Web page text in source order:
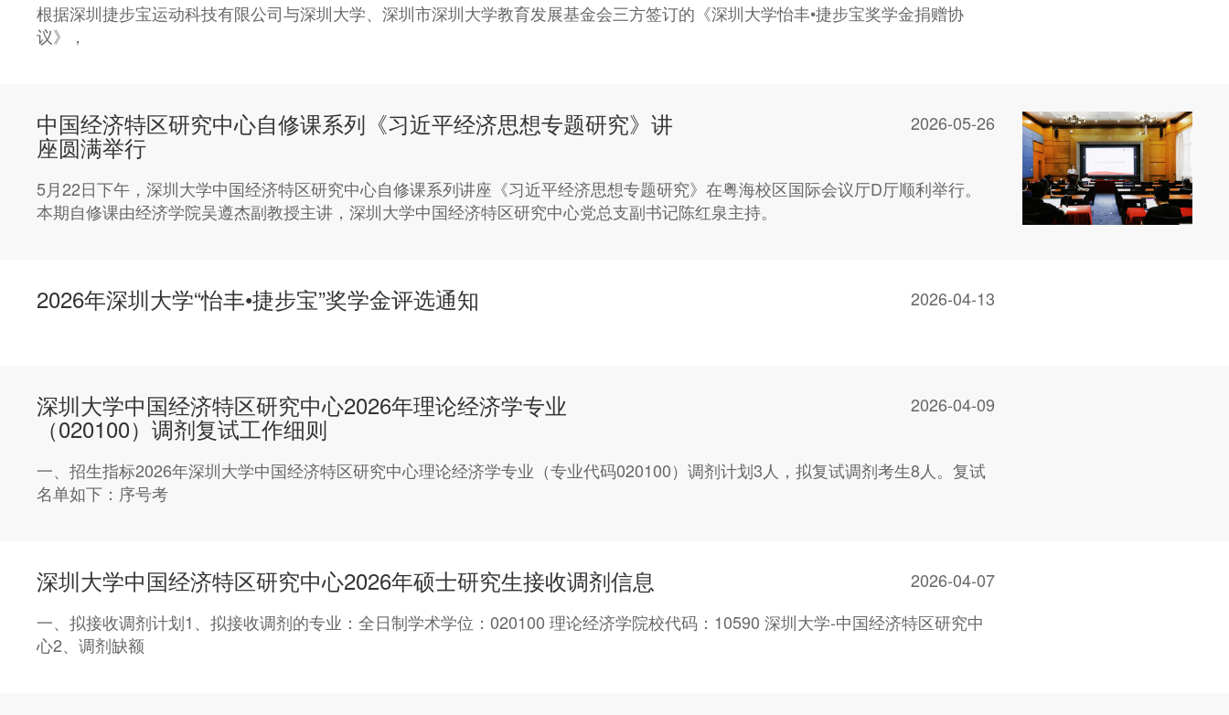
根据深圳捷步宝运动科技有限公司与深圳大学、深圳市深圳大学教育发展基金会三方签订的《深圳大学怡丰•捷步宝奖学金捐赠协
议》，
中国经济特区研究中心自修课系列《习近平经济思想专题研究》讲
座圆满举行
2026-05-26
5月22日下午，深圳大学中国经济特区研究中心自修课系列讲座《习近平经济思想专题研究》在粤海校区国际会议厅D厅顺利举行。
本期自修课由经济学院吴遵杰副教授主讲，深圳大学中国经济特区研究中心党总支副书记陈红泉主持。
2026年深圳大学“怡丰•捷步宝”奖学金评选通知 2026-04-13
深圳大学中国经济特区研究中心2026年理论经济学专业
（020100）调剂复试工作细则
2026-04-09
一、招生指标2026年深圳大学中国经济特区研究中心理论经济学专业（专业代码020100）调剂计划3人，拟复试调剂考生8人。复试
名单如下：序号考
深圳大学中国经济特区研究中心2026年硕士研究生接收调剂信息
2026-04-07
一、拟接收调剂计划1、拟接收调剂的专业：全日制学术学位：020100 理论经济学院校代码：10590 深圳大学-中国经济特区研究中
心2、调剂缺额